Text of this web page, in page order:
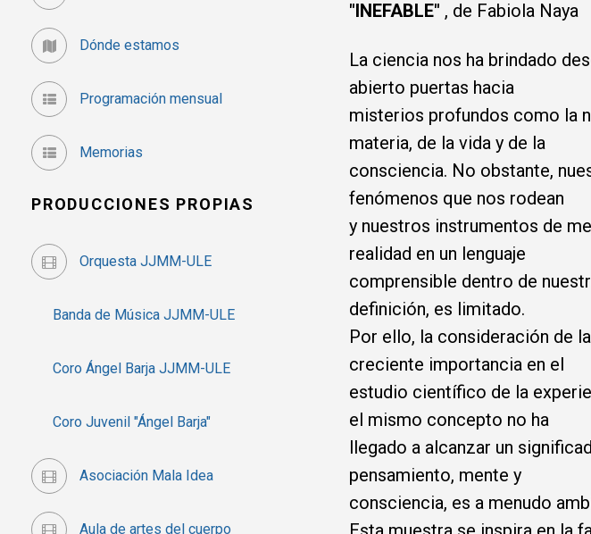
Dónde estamos
Programación mensual
Memorias
PRODUCCIONES PROPIAS
Orquesta JJMM-ULE
Banda de Música JJMM-ULE
Coro Ángel Barja JJMM-ULE
Coro Juvenil "Ángel Barja"
Asociación Mala Idea
Aula de artes del cuerpo
"INEFABLE" , de Fabiola Naya
La ciencia nos ha brindado
abierto puertas hacia
misterios profundos como la
materia, de la vida y de la
consciencia. No obstante,
fenómenos que nos rodean
y nuestros instrumentos de
realidad en un lenguaje
comprensible dentro de
definición, es limitado.
Por ello, la consideración de
creciente importancia en el
estudio científico de la
el mismo concepto no ha
llegado a alcanzar un
pensamiento, mente y
consciencia, es a menudo